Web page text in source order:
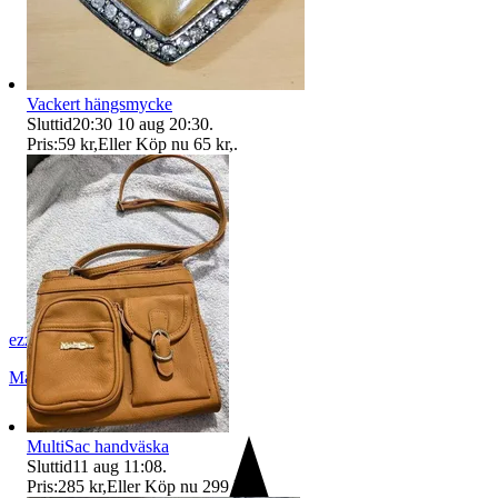
ezzz_ezzz
Malmö
Sverige
Vackert hängsmycke
Sluttid20:30 10 aug 20:30.
Pris:59 kr,Eller Köp nu 65 kr,.
MultiSac handväska
Sluttid11 aug 11:08.
Pris:285 kr,Eller Köp nu 299 kr